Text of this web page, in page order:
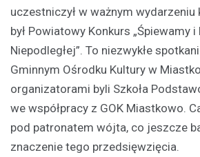
uczestniczył w ważnym wydarzeniu
był Powiatowy Konkurs „Śpiewamy
Niepodległej”. To niezwykłe
Gminnym Ośrodku Kultury w
organizatorami byli Szkoła
we współpracy z GOK Miastkowo.
pod patronatem wójta, co jeszcze
znaczenie tego przedsięwzięcia.